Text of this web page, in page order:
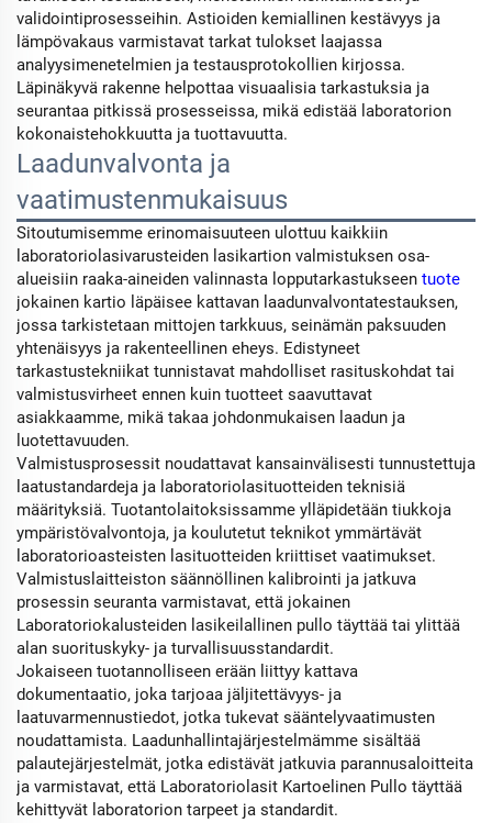
validointiprosesseihin. Astioiden kemiallinen kestävyys ja
lämpövakaus varmistavat tarkat tulokset laajassa
analyysimenetelmien ja testausprotokollien kirjossa.
Läpinäkyvä rakenne helpottaa visuaalisia tarkastuksia ja
seurantaa pitkissä prosesseissa, mikä edistää laboratorion
kokonaistehokkuutta ja tuottavuutta.
Laadunvalvonta ja
vaatimustenmukaisuus
Sitoutumisemme erinomaisuuteen ulottuu kaikkiin
laboratoriolasivarusteiden lasikartion valmistuksen osa-
alueisiin raaka-aineiden valinnasta lopputarkastukseen tuote
jokainen kartio läpäisee kattavan laadunvalvontatestauksen,
jossa tarkistetaan mittojen tarkkuus, seinämän paksuuden
yhtenäisyys ja rakenteellinen eheys. Edistyneet
tarkastustekniikat tunnistavat mahdolliset rasituskohdat tai
valmistusvirheet ennen kuin tuotteet saavuttavat
asiakkaamme, mikä takaa johdonmukaisen laadun ja
luotettavuuden.
Valmistusprosessit noudattavat kansainvälisesti tunnustettuja
laatustandardeja ja laboratoriolasituotteiden teknisiä
määrityksiä. Tuotantolaitoksissamme ylläpidetään tiukkoja
ympäristövalvontoja, ja koulutetut teknikot ymmärtävät
laboratorioasteisten lasituotteiden kriittiset vaatimukset.
Valmistuslaitteiston säännöllinen kalibrointi ja jatkuva
prosessin seuranta varmistavat, että jokainen
Laboratoriokalusteiden lasikeilallinen pullo täyttää tai ylittää
alan suorituskyky- ja turvallisuusstandardit.
Jokaiseen tuotannolliseen erään liittyy kattava
dokumentaatio, joka tarjoaa jäljitettävyys- ja
laatuvarmennustiedot, jotka tukevat sääntelyvaatimusten
noudattamista. Laadunhallintajärjestelmämme sisältää
palautejärjestelmät, jotka edistävät jatkuvia parannusaloitteita
ja varmistavat, että Laboratoriolasit Kartoelinen Pullo täyttää
kehittyvät laboratorion tarpeet ja standardit.